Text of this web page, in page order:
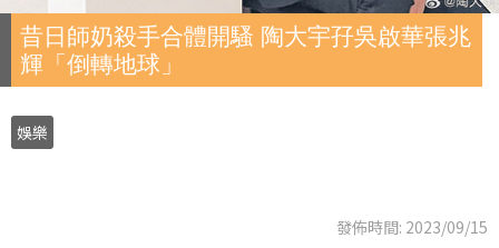
昔日師奶殺手合體開騷 陶大宇孖吳啟華張兆
輝「倒轉地球」
娛樂
發佈時間: 2023/09/15